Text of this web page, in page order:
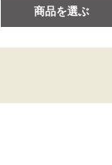
商品を選ぶ